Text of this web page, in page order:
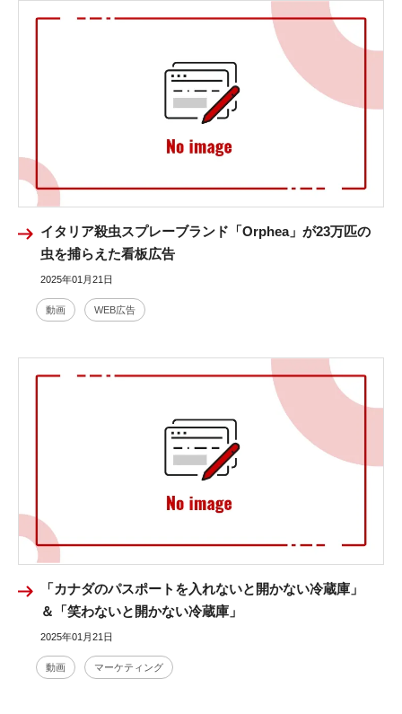
イタリア殺虫スプレーブランド「Orphea」が23万匹の
虫を捕らえた看板広告
2025年01月21日
動画 WEB広告
「カナダのパスポートを入れないと開かない冷蔵庫」
＆「笑わないと開かない冷蔵庫」
2025年01月21日
動画 マーケティング